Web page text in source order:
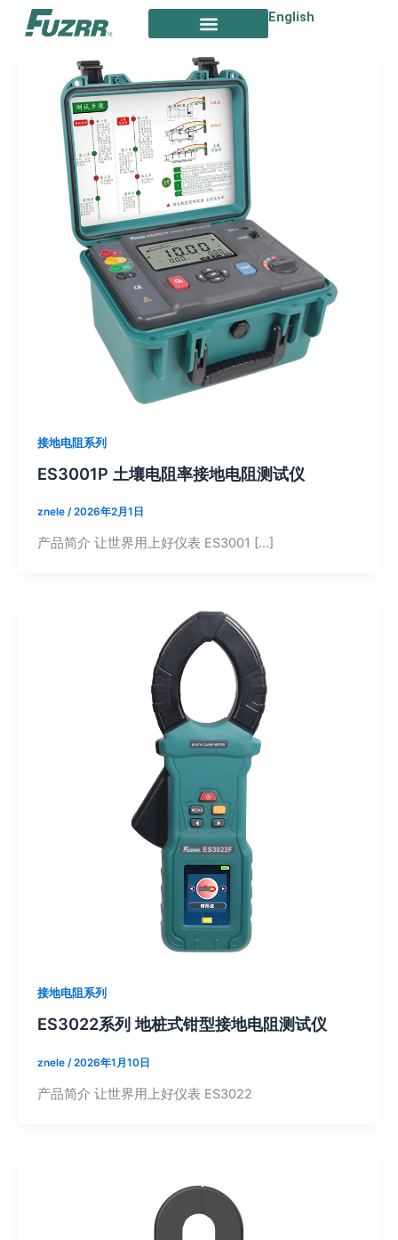
English
接地电阻系列
ES3001P 土壤电阻率接地电阻测试仪
znele /2026年2月1日
产品简介 让世界用上好仪表 ES3001 […]
接地电阻系列
ES3022系列 地桩式钳型接地电阻测试仪
znele /2026年1月10日
产品简介 让世界用上好仪表 ES3022